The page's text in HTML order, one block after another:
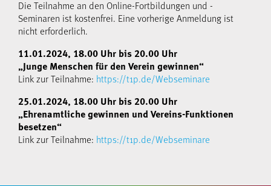
Die Teilnahme an den Online-Fortbildungen und -
Seminaren ist kostenfrei. Eine vorherige Anmeldung ist
nicht erforderlich.
11.01.2024, 18.00 Uhr bis 20.00 Uhr
„Junge Menschen für den Verein gewinnen“
Link zur Teilnahme: https://t1p.de/Webseminare
25.01.2024, 18.00 Uhr bis 20.00 Uhr
„Ehrenamtliche gewinnen und Vereins-Funktionen
besetzen“
Link zur Teilnahme: https://t1p.de/Webseminare